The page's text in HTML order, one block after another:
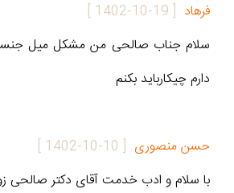
فرهاد [
1402-10-19
]
سلام جناب صالحی من مشکل میل جنسی
دارم چیکارباید بکنم
حسن منصوری [
1402-10-10
]
با سلام و ادب خدمت آقای دکتر صالحی